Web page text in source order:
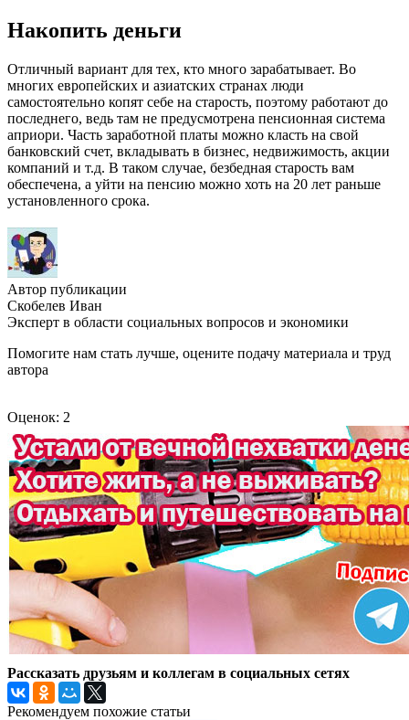
Накопить деньги
Отличный вариант для тех, кто много зарабатывает. Во
многих европейских и азиатских странах люди
самостоятельно копят себе на старость, поэтому работают до
последнего, ведь там не предусмотрена пенсионная система
априори. Часть заработной платы можно класть на свой
банковский счет, вкладывать в бизнес, недвижимость, акции
компаний и т.д. В таком случае, безбедная старость вам
обеспечена, а уйти на пенсию можно хоть на 20 лет раньше
установленного срока.
Автор публикации
Скобелев Иван
Эксперт в области социальных вопросов и экономики
Помогите нам стать лучше, оцените подачу материала и труд
автора
Оценок: 2
Рассказать друзьям и коллегам в социальных сетях
Рекомендуем похожие статьи